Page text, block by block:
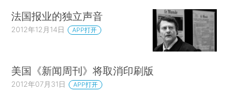
法国报业的独立声音
2012年12月14日 APP打开
美国《新闻周刊》将取消印刷版
2012年07月31日 APP打开